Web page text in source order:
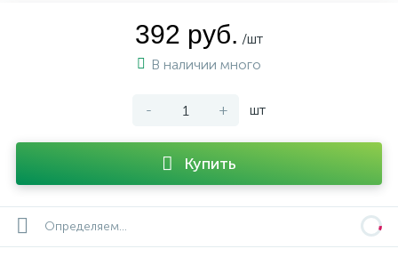
392 руб. /шт
В наличии много
- + шт
Купить
Определяем...